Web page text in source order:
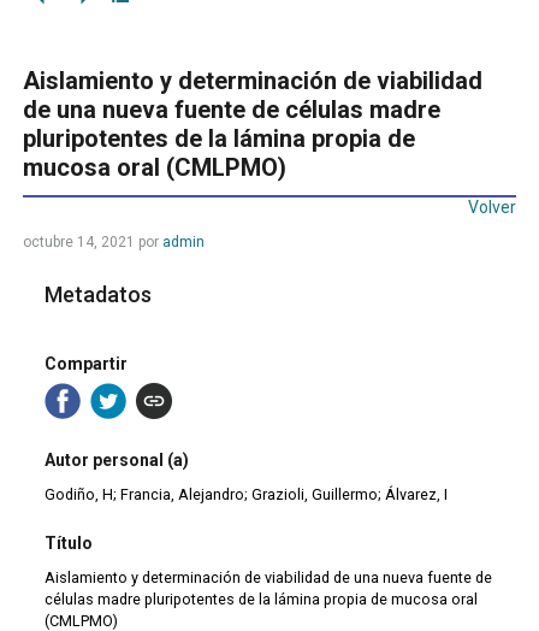
Aislamiento y determinación de viabilidad
de una nueva fuente de células madre
pluripotentes de la lámina propia de
mucosa oral (CMLPMO)
Volver
octubre 14, 2021 por admin
Metadatos
Compartir
Autor personal (a)
Godiño, H; Francia, Alejandro; Grazioli, Guillermo; Álvarez, I
Título
Aislamiento y determinación de viabilidad de una nueva fuente de
células madre pluripotentes de la lámina propia de mucosa oral
(CMLPMO)